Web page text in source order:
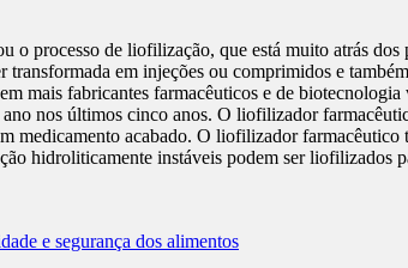
o processo de liofilização, que está muito atrás
em injeções ou comprimidos e
mais fabricantes farmacêuticos e de
nos últimos cinco anos. O liofilizador
medicamento acabado. O liofilizador
hidroliticamente instáveis podem ser liofilizados
e segurança dos alimentos